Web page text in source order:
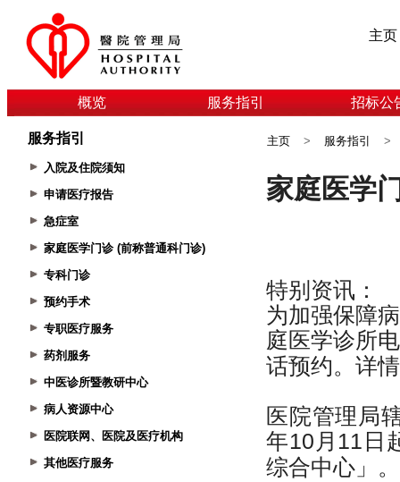
主页
概览 服务指引 招标公
服务指引
入院及住院须知
申请医疗报告
急症室
家庭医学门诊 (前称普通科门诊)
专科门诊
预约手术
专职医疗服务
药剂服务
中医诊所暨教研中心
病人资源中心
医院联网、医院及医疗机构
其他医疗服务
主页 > 服务指引 >